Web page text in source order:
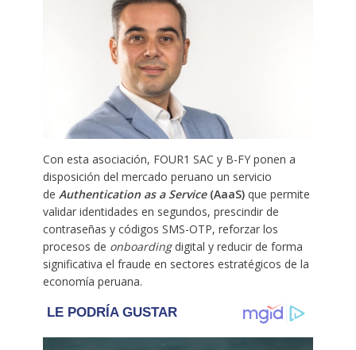
Con esta asociación, FOUR1 SAC y B-FY ponen a
disposición del mercado peruano un servicio
de Authentication as a Service(AaaS)que permite
validar identidades en segundos, prescindir de
contraseñas y códigos SMS-OTP, reforzar los
procesos de onboardingdigital y reducir de forma
significativa el fraude en sectores estratégicos de la
economía peruana.